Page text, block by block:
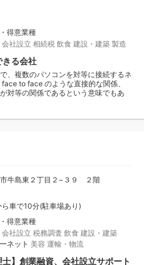
得意業種
会社設立 相続税 飲食 建設・建築 製造
きる会社
、複数のパソコンを対等に接続するネ
to face のような直接的な関係、
対等の関係であるという意味でもあ
牛島東２丁目２−３９ ２階
車で10分(駐車場あり)
得意業種
会社設立 税務調査 飲食 建設・建築
ネット 美容 運輸・物流
士】創業融資、会社設立サポート